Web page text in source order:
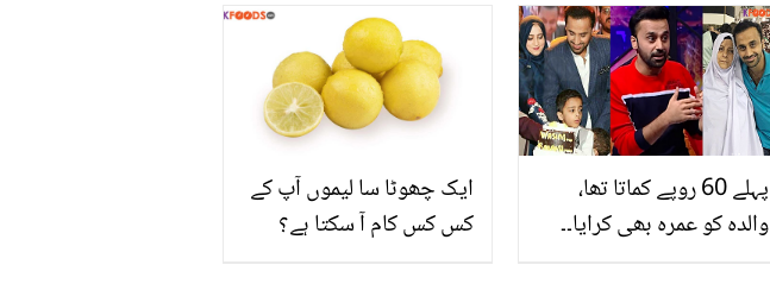
عاشق اعوان کا ثانیہ اور
شعیب کے بارے میں انکشاف
چیخ اُٹھے
ایک چھوٹا سا لیموں آپ کے
کس کس کام آ سکتا ہے؟
پہلے 60 روپے کماتا تھا،
والدہ کو عمرہ بھی کرایا۔۔